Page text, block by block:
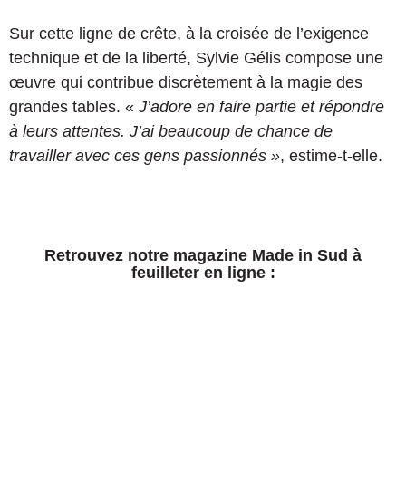
Sur cette ligne de crête, à la croisée de l’exigence
technique et de la liberté, Sylvie Gélis compose une
œuvre qui contribue discrètement à la magie des
grandes tables. « J’adore en faire partie et répondre
à leurs attentes. J’ai beaucoup de chance de
travailler avec ces gens passionnés », estime-t-elle.
Retrouvez notre magazine Made in Sud à
feuilleter en ligne :